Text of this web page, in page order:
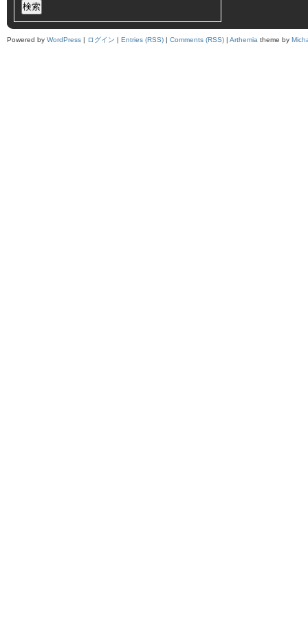
Powered by WordPress | ログイン | Entries (RSS) | Comments (RSS) | Arthemia theme by